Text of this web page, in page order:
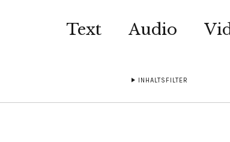
Text Audio
INHALTSFILTER